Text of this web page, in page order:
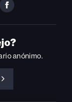
FOLLOW
ON
FACEBOOK
anónimo.